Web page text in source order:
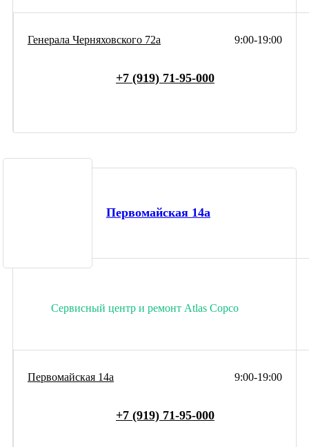
9:00-19:00
Генерала Черняховского 72а
+7 (919) 71-95-000
Первомайская 14а
Сервисный центр и ремонт Atlas Copco
9:00-19:00
Первомайская 14а
+7 (919) 71-95-000